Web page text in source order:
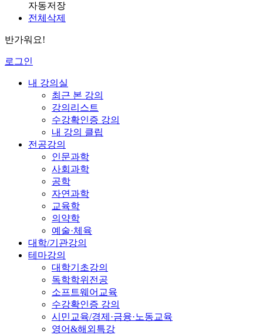
자동저장
전체삭제
반가워요!
로그인
내 강의실
최근 본 강의
강의리스트
수강확인증 강의
내 강의 클립
전공강의
인문과학
사회과학
공학
자연과학
교육학
의약학
예술·체육
대학/기관강의
테마강의
대학기초강의
독학학위전공
소프트웨어교육
수강확인증 강의
시민교육/경제·금융·노동교육
영어&해외특강